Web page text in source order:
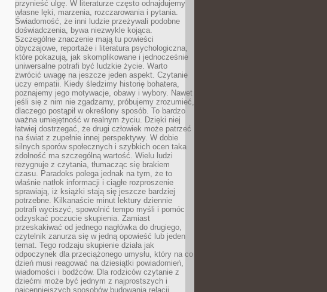
przynieść ulgę. W literaturze często odnajdujemy
własne lęki, marzenia, rozczarowania i pytania.
Świadomość, że inni ludzie przeżywali podobne
doświadczenia, bywa niezwykle kojąca.
Szczególne znaczenie mają tu powieści
obyczajowe, reportaże i literatura psychologiczna,
które pokazują, jak skomplikowane i jednocześnie
uniwersalne potrafi być ludzkie życie. Warto
zwrócić uwagę na jeszcze jeden aspekt. Czytanie
uczy empatii. Kiedy śledzimy historię bohatera,
poznajemy jego motywacje, obawy i wybory. Nawet
jeśli się z nim nie zgadzamy, próbujemy zrozumieć,
dlaczego postąpił w określony sposób. To bardzo
ważna umiejętność w realnym życiu. Dzięki niej
łatwiej dostrzegać, że drugi człowiek może patrzeć
na świat z zupełnie innej perspektywy. W dobie
silnych sporów społecznych i szybkich ocen taka
zdolność ma szczególną wartość. Wielu ludzi
rezygnuje z czytania, tłumacząc się brakiem
czasu. Paradoks polega jednak na tym, że to
właśnie natłok informacji i ciągłe rozproszenie
sprawiają, iż książki stają się jeszcze bardziej
potrzebne. Kilkanaście minut lektury dziennie
potrafi wyciszyć, spowolnić tempo myśli i pomóc
odzyskać poczucie skupienia. Zamiast
przeskakiwać od jednego nagłówka do drugiego,
czytelnik zanurza się w jedną opowieść lub jeden
temat. Tego rodzaju skupienie działa jak
odpoczynek dla przeciążonego umysłu, który na co
dzień musi reagować na dziesiątki powiadomień,
wiadomości i bodźców. Dla rodziców czytanie z
dziećmi może być jednym z najprostszych i
najcenniejszych sposobów budowania relacji.